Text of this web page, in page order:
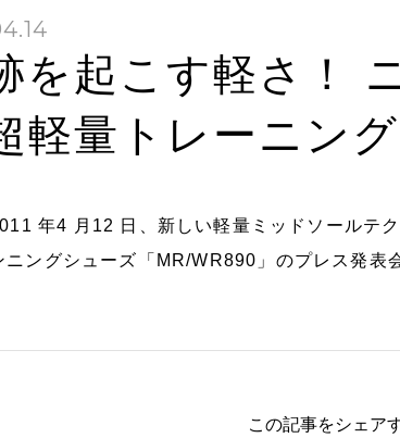
を起こす軽さ！
軽量トレーニン
年4 月12 日、新しい軽量ミッドソールテ
ニングシューズ「MR/WR890」のプレス発表
この記事をシェア